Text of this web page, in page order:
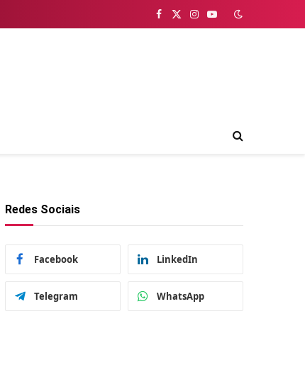
Facebook
X
Instagram
YouTube
Redes Sociais
Facebook LinkedIn
Telegram WhatsApp